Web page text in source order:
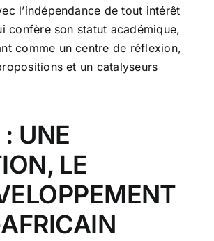
l’indépendance de tout intérêt
confère son statut académique,
comme un centre de réflexion,
et un catalyseurs
UNE
LE